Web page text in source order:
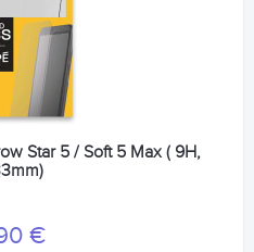
Star 5 / Soft 5 Max ( 9H,
€